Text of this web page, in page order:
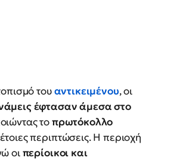
τουαντικειμένου, οι
έφτασαν άμεσα στο
τοπρωτόκολλο
περιπτώσεις. Η περιοχή
οιπερίοικοι και